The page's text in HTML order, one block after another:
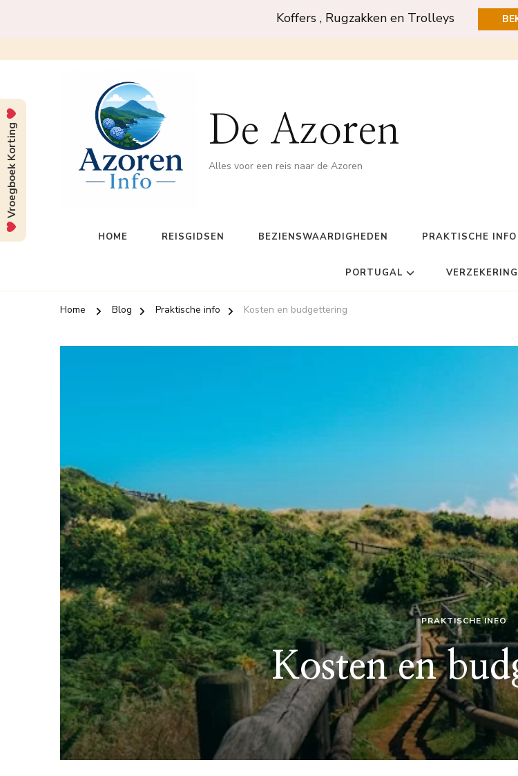
Koffers , Rugzakken en Trolleys
De Azoren
Alles voor een reis naar de Azoren
HOME REISGIDSEN BEZIENSWAARDIGHEDEN PRAKTISCHE INFO
PORTUGAL VERZEKERING
Home Blog Praktische info Kosten en budgettering
PRAKTISCHE INFO
Kosten en
Vroegboek Korting